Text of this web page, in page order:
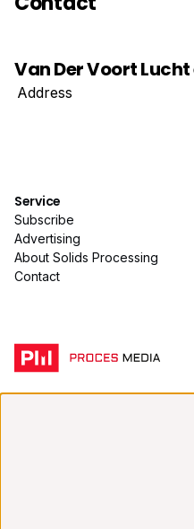
Van Der Voort Lucht
Address
Service
Subscribe
Advertising
About Solids Processing
Contact